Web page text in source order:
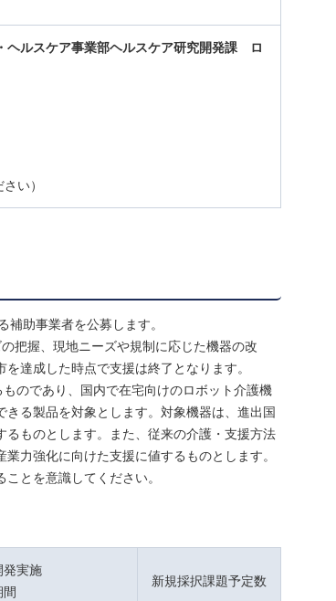
ルスケア事業部ヘルスケア研究開発課
ロ
い）
助事業者を公募します。
把握、現地ニーズや規制に応じた機器の改
達成した時点で支援は終了となります。
のであり、国内で在宅向けのロボット介護機
る製品を対象とします。対象機器は、進出国
ものとします。また、従来の介護・支援方法
力強化に向けた支援に値するものとします。
とを意識してください。
発実施
新規採択課題予定数